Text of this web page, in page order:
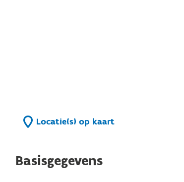
Locatie(s) op kaart
Basisgegevens